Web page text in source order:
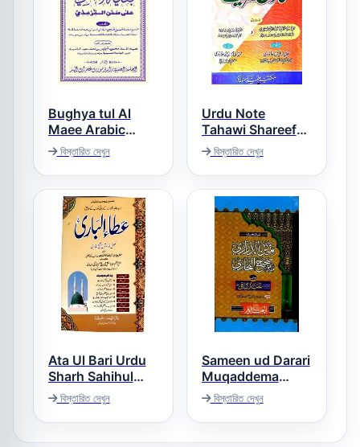
Bughya tul Al
Maee Arabic
Sharh Al Tirmizi
بغیۃ الالمعی عربی
شرح سنن الترمذی
বিস্তারিত দেখুন
Urdu Note
Tahawi Shareef
اردو نوٹ طحاوی
شریف
বিস্তারিত দেখুন
Ata Ul Bari Urdu
Sharh Sahihul
Bukhari عطاء
الباری اردو شرح
بخاری
বিস্তারিত দেখুন
Sameen ud Darari
Muqaddema
Bukhari ثمین
الدراری اردو شرح
مقدمہ صحیح
البخاری
বিস্তারিত দেখুন